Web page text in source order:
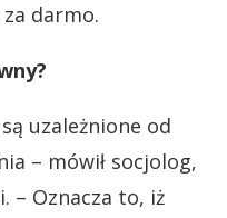
darmo.
uzależnione od
– mówił socjolog,
– Oznacza to, iż